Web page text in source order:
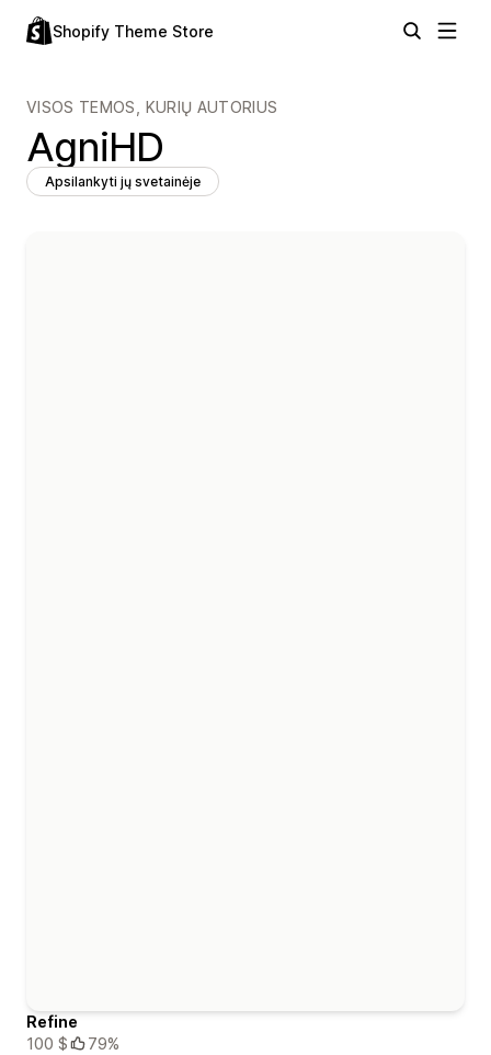
Shopify Theme Store
VISOS TEMOS, KURIŲ AUTORIUS
AgniHD
Apsilankyti jų svetainėje
Refine
100 $
79%